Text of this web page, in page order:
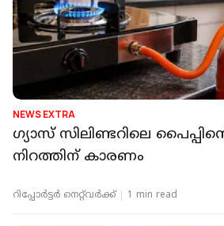
NEWS EXTRA
ഗ്യാസ് സിലിണ്ടറിലെ
നിറത്തിന് കാരണം
റിപ്പോർട്ടർ നെറ്റ്‌വര്‍ക്ക്‌ 1 min read